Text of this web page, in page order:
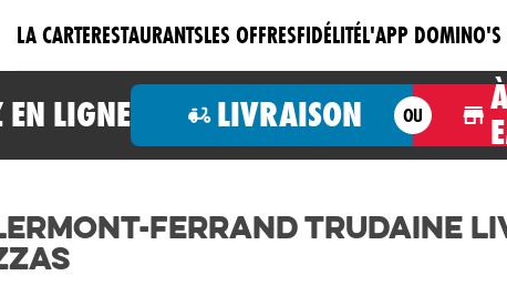
LA CARTERESTAURANTSLES OFFRESFIDÉLITÉL'APP DOMINO'S
LIGNE LIVRAISON OU
Ferrand Trudaine